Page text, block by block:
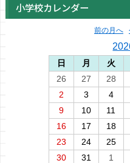
小学校カレンダー
前の月へ
日 月 火
26
27 28
2
3 4
9
10 11
16
17 18
23
24 25
30
31 1